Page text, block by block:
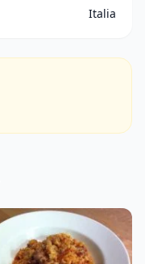
Italia